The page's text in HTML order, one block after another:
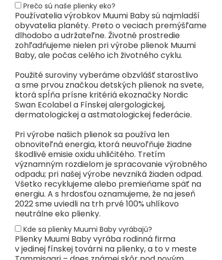
Prečo sú naše plienky eko?
Používatelia výrobkov Muumi Baby sú najmladší
obyvatelia planéty. Preto o veciach premýšľame
dlhodobo a udržateľne. Životné prostredie
zohľadňujeme nielen pri výrobe plienok Muumi
Baby, ale počas celého ich životného cyklu.
Použité suroviny vyberáme obzvlášť starostlivo
a sme prvou značkou detských plienok na svete,
ktorá spĺňa prísne kritériá ekoznačky Nordic
Swan Ecolabel a Fínskej alergologickej,
dermatologickej a astmatologickej federácie.
Pri výrobe našich plienok sa používa len
obnoviteľná energia, ktorá neuvoľňuje žiadne
škodlivé emisie oxidu uhličitého. Tretím
významným rozdielom je spracovanie výrobného
odpadu; pri našej výrobe nevzniká žiaden odpad.
Všetko recyklujeme alebo premieňame späť na
energiu. A s hrdosťou oznamujeme, že na jeseň
2022 sme uviedli na trh prvé 100% uhlíkovo
neutrálne eko plienky.
Kde sa plienky Muumi Baby vyrábajú?
Plienky Muumi Baby vyrába rodinná firma
v jedinej fínskej továrni na plienky, a to v meste